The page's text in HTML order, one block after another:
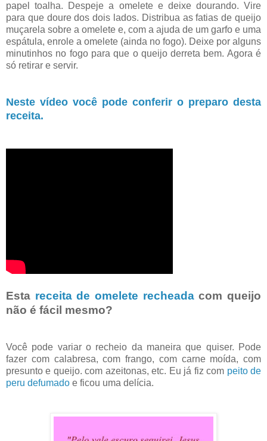
papel toalha. Despeje a omelete e deixe dourando. Vire
para que doure dos dois lados. Distribua as fatias de queijo
muçarela sobre a omelete e, com a ajuda de um garfo e uma
espátula, enrole a omelete (ainda no fogo). Deixe por alguns
minutinhos no fogo para que o queijo derreta bem. Agora é
só retirar e servir.
Neste vídeo você pode conferir o preparo desta
receita.
Esta receita de omelete recheadacom queijo
não é fácil mesmo?
Você pode variar o recheio da maneira que quiser. Pode
fazer com calabresa, com frango, com carne moída, com
presunto e queijo. com azeitonas, etc. Eu já fiz com peito de
peru defumado e ficou uma delícia.